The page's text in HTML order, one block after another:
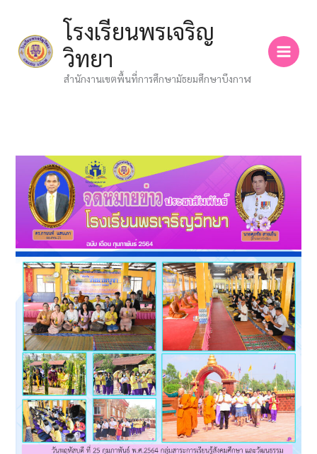
content
โรงเรียนพรเจริญ
วิทยา
สำนักงานเขตพื้นที่การศึกษามัธยมศึกษาบึงกาฬ